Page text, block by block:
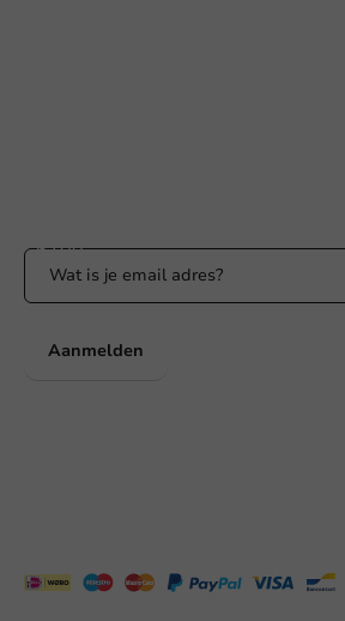
Aanmelden